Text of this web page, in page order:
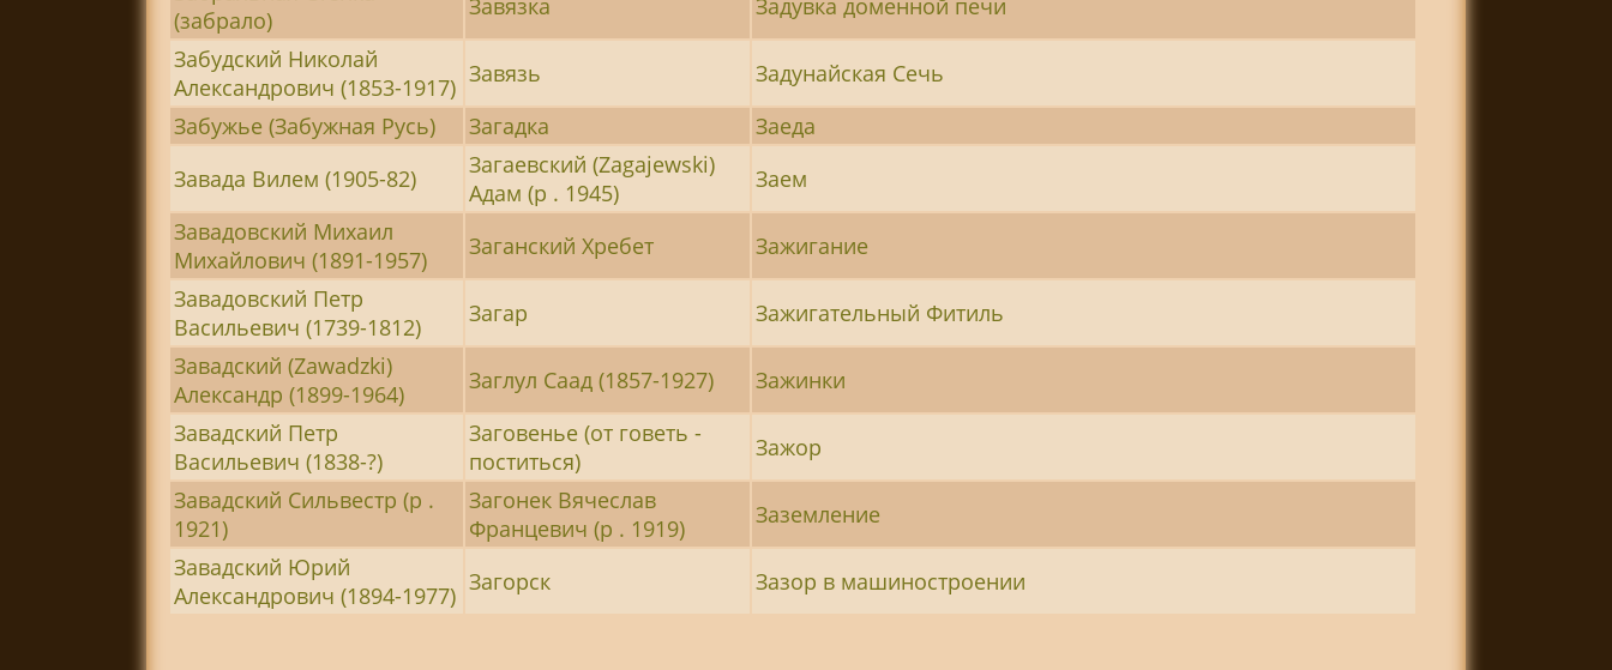
(забрало)
Забудский Николай
Александрович (1853-1917) Завязь
Задунайская Сечь
Забужье (Забужная Русь)
Загадка
Заеда
Завада Вилем (1905-82)
Загаевский (Zagajewski)
Адам (р . 1945)
Заем
Завадовский Михаил
Михайлович (1891-1957)
Заганский Хребет
Зажигание
Завадовский Петр
Васильевич (1739-1812)
Загар
Зажигательный Фитиль
Завадский (Zawadzki)
Александр (1899-1964)
Заглул Саад (1857-1927)
Зажинки
Завадский Петр
Васильевич (1838-?)
Заговенье (от говеть -
поститься)
Зажор
Завадский Сильвестр (р .
1921)
Загонек Вячеслав
Францевич (р . 1919)
Заземление
Завадский Юрий
Александрович (1894-1977) Загорск Зазор в машиностроении